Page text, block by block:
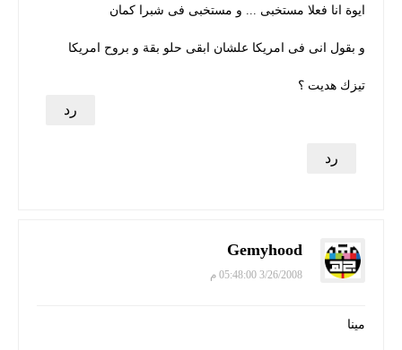
ايوة انا فعلا مستخبى ... و مستخبى فى شبرا كمان
و بقول انى فى امريكا علشان ابقى حلو بقة و بروح امريكا
تيزك هديت ؟
رد
رد
Gemyhood
3/26/2008 05:48:00 م
مينا